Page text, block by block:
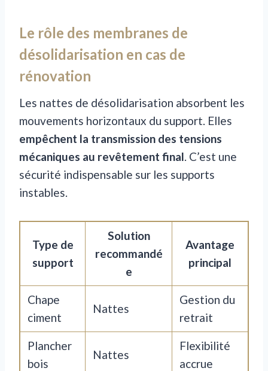
Le rôle des membranes de
désolidarisation en cas de
rénovation
Les nattes de désolidarisation absorbent les
mouvements horizontaux du support. Elles
empêchent la transmission des tensions
mécaniques au revêtement final. C’est une
sécurité indispensable sur les supports
instables.
Type de
support
Solution
recommandé
e
Avantage
principal
Chape
ciment
Nattes
Gestion du
retrait
Plancher
bois
Nattes
Flexibilité
accrue